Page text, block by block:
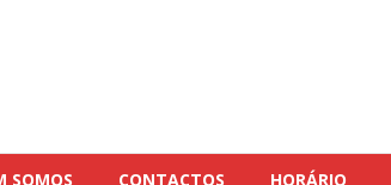
SOMOS CONTACTOS HORÁRIO